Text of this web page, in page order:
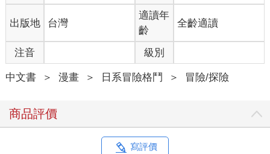
出版地 台灣
適讀年
齡
全齡適讀
注音 級別
中文書 ＞ 漫畫 ＞ 日系冒險格鬥 ＞ 冒險/探險
商品評價
寫評價